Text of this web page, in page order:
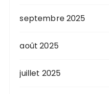
septembre 2025
août 2025
juillet 2025